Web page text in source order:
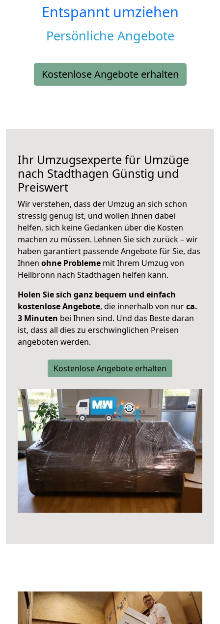
Entspannt umziehen
Persönliche Angebote
Kostenlose Angebote erhalten
Ihr Umzugsexperte für Umzüge
nach Stadthagen Günstig und
Preiswert
Wir verstehen, dass der Umzug an sich schon
stressig genug ist, und wollen Ihnen dabei
helfen, sich keine Gedanken über die Kosten
machen zu müssen. Lehnen Sie sich zurück – wir
haben garantiert passende Angebote für Sie, das
Ihnen ohne Probleme mit Ihrem Umzug von
Heilbronn nach Stadthagen helfen kann.
Holen Sie sich ganz bequem und einfach
kostenlose Angebote, die innerhalb von nurca.
3 Minuten bei Ihnen sind. Und das Beste daran
ist, dass all dies zu erschwinglichen Preisen
angeboten werden.
Kostenlose Angebote erhalten